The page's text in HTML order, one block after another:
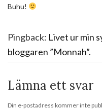
Buhu!
Pingback: Livet ur min
bloggaren ”Monnah”.
Lämna ett svar
Din e-postadress kommer inte